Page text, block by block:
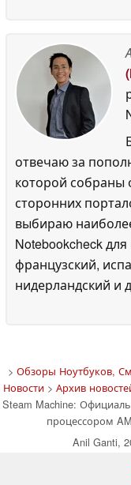
отвечаю за
которой собраны
сторонних
выбираю
Notebookcheck
французский,
нидерландский и
> Обзоры Ноутбуков,
Новости> Архив
Steam Machine:
процессором
Anil Ganti,